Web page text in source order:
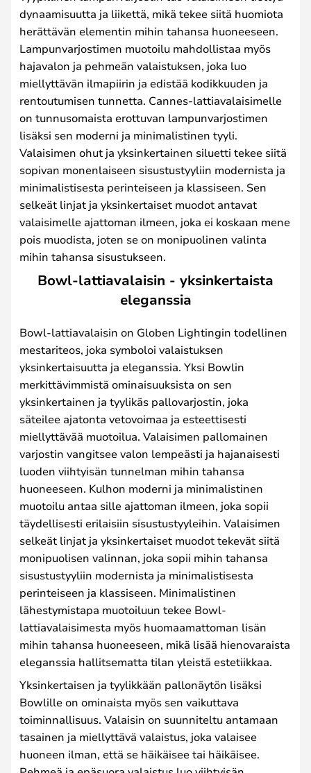
dynaamisuutta ja liikettä, mikä tekee siitä huomiota
herättävän elementin mihin tahansa huoneeseen.
Lampunvarjostimen muotoilu mahdollistaa myös
hajavalon ja pehmeän valaistuksen, joka luo
miellyttävän ilmapiirin ja edistää kodikkuuden ja
rentoutumisen tunnetta. Cannes-lattiavalaisimelle
on tunnusomaista erottuvan lampunvarjostimen
lisäksi sen moderni ja minimalistinen tyyli.
Valaisimen ohut ja yksinkertainen siluetti tekee siitä
sopivan monenlaiseen sisustustyyliin modernista ja
minimalistisesta perinteiseen ja klassiseen. Sen
selkeät linjat ja yksinkertaiset muodot antavat
valaisimelle ajattoman ilmeen, joka ei koskaan mene
pois muodista, joten se on monipuolinen valinta
mihin tahansa sisustukseen.
Bowl-lattiavalaisin - yksinkertaista
eleganssia
Bowl-lattiavalaisin on Globen Lightingin todellinen
mestariteos, joka symboloi valaistuksen
yksinkertaisuutta ja eleganssia. Yksi Bowlin
merkittävimmistä ominaisuuksista on sen
yksinkertainen ja tyylikäs pallovarjostin, joka
säteilee ajatonta vetovoimaa ja esteettisesti
miellyttävää muotoilua. Valaisimen pallomainen
varjostin vangitsee valon lempeästi ja hajanaisesti
luoden viihtyisän tunnelman mihin tahansa
huoneeseen. Kulhon moderni ja minimalistinen
muotoilu antaa sille ajattoman ilmeen, joka sopii
täydellisesti erilaisiin sisustustyyleihin. Valaisimen
selkeät linjat ja yksinkertaiset muodot tekevät siitä
monipuolisen valinnan, joka sopii mihin tahansa
sisustustyyliin modernista ja minimalistisesta
perinteiseen ja klassiseen. Minimalistinen
lähestymistapa muotoiluun tekee Bowl-
lattiavalaisimesta myös huomaamattoman lisän
mihin tahansa huoneeseen, mikä lisää hienovaraista
eleganssia hallitsematta tilan yleistä estetiikkaa.
Yksinkertaisen ja tyylikkään pallonäytön lisäksi
Bowlille on ominaista myös sen vaikuttava
toiminnallisuus. Valaisin on suunniteltu antamaan
tasainen ja miellyttävä valaistus, joka valaisee
huoneen ilman, että se häikäisee tai häikäisee.